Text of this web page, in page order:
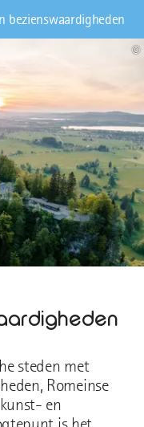
bezienswaardigheden
©
steden met
Romeinse
en